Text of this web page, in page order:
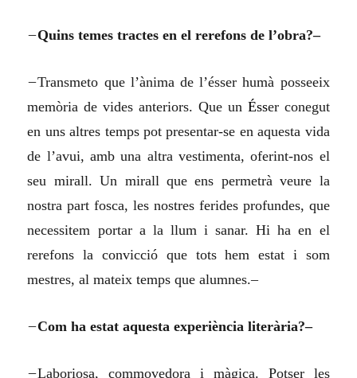
–Quins temes tractes en el rerefons de l’obra?–
–Transmeto que l’ànima de l’ésser humà posseeix
memòria de vides anteriors. Que un Ésser conegut
en uns altres temps pot presentar-se en aquesta vida
de l’avui, amb una altra vestimenta, oferint-nos el
seu mirall. Un mirall que ens permetrà veure la
nostra part fosca, les nostres ferides profundes, que
necessitem portar a la llum i sanar. Hi ha en el
rerefons la convicció que tots hem estat i som
mestres, al mateix temps que alumnes.–
–Com ha estat aquesta experiència literària?–
–Laboriosa, commovedora i màgica. Potser les